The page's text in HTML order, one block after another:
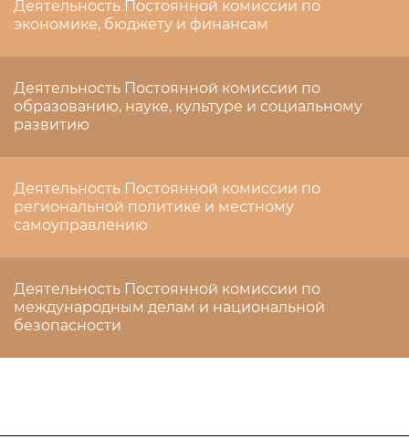
Деятельность Постоянной комиссии по
экономике, бюджету и финансам
Деятельность Постоянной комиссии по
образованию, науке, культуре и социальному
развитию
Деятельность Постоянной комиссии по
региональной политике и местному
самоуправлению
Деятельность Постоянной комиссии по
международным делам и национальной
безопасности